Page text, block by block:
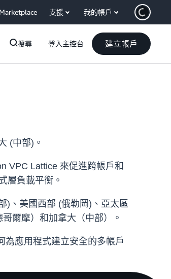
支援 我的帳戶
搜尋 登入主控台 建立帳戶
(中部)。
VPC Lattice 來促進跨帳戶和
層負載平衡。
)、美國西部 (俄勒岡)、亞太區
爾摩）和加拿大（中部）。
為應用程式建立安全的多帳戶